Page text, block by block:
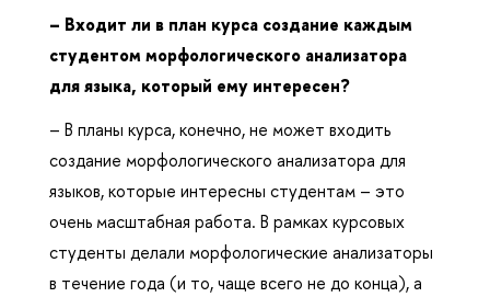
– Входит ли в план курса создание каждым
студентом морфологического анализатора
для языка, который ему интересен?
– В планы курса, конечно, не может входить
создание морфологического анализатора для
языков, которые интересны студентам – это
очень масштабная работа. В рамках курсовых
студенты делали морфологические анализаторы
в течение года (и то, чаще всего не до конца), а